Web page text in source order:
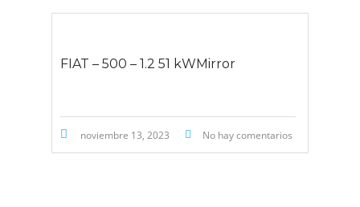
FIAT – 500 – 1.2 51 kWMirror
noviembre 13, 2023 No hay comentarios